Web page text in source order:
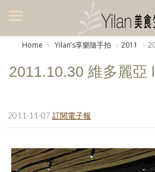
美食集
生活風
Home Yilanʼs享樂隨手拍 2011
2011.10.30 維多麗亞
2011-11-07 訂閱電子報